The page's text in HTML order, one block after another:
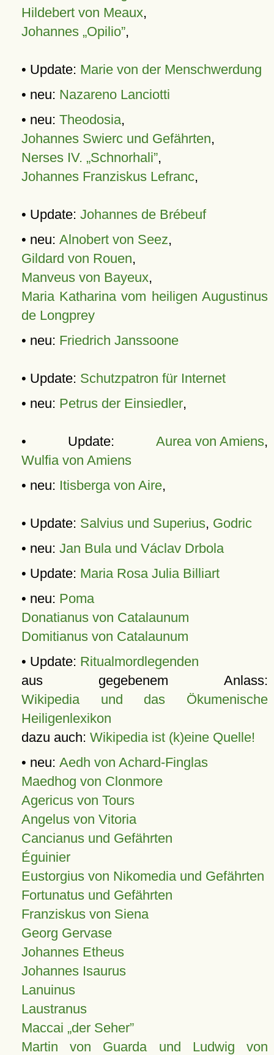
Hildebert von Meaux,
Johannes „Opilio”,
• Update: Marie von der Menschwerdung
• neu: Nazareno Lanciotti
• neu: Theodosia,
Johannes Swierc und Gefährten,
Nerses IV. „Schnorhali”,
Johannes Franziskus Lefranc,
• Update: Johannes de Brébeuf
• neu: Alnobert von Seez,
Gildard von Rouen,
Manveus von Bayeux,
Maria Katharina vom heiligen Augustinus
de Longprey
• neu: Friedrich Janssoone
• Update: Schutzpatron für Internet
• neu: Petrus der Einsiedler,
• Update: Aurea von Amiens,
Wulfia von Amiens
• neu: Itisberga von Aire,
• Update: Salvius und Superius, Godric
• neu: Jan Bula und Václav Drbola
• Update: Maria Rosa Julia Billiart
• neu: Poma
Donatianus von Catalaunum
Domitianus von Catalaunum
• Update: Ritualmordlegenden
aus gegebenem Anlass:
Wikipedia und das Ökumenische
Heiligenlexikon
dazu auch: Wikipedia ist (k)eine Quelle!
• neu: Aedh von Achard-Finglas
Maedhog von Clonmore
Agericus von Tours
Angelus von Vitoria
Cancianus und Gefährten
Éguinier
Eustorgius von Nikomedia und Gefährten
Fortunatus und Gefährten
Franziskus von Siena
Georg Gervase
Johannes Etheus
Johannes Isaurus
Lanuinus
Laustranus
Maccai „der Seher”
Martin von Guarda und Ludwig von